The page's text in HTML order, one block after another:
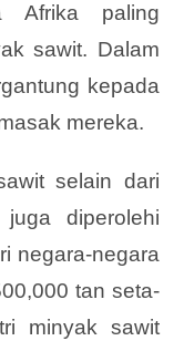
Afrika paling
sawit. Dalam
kepada
mereka.
selain dari
diperolehi
negara-negara
tan seta-
minyak sawit